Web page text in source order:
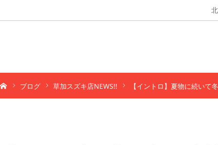
ブログ 草加スズキ店NEWS!! 【イントロ】夏物に続いて